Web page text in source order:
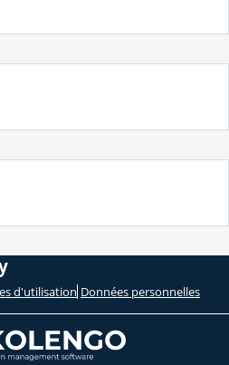
d'utilisation Données personnelles